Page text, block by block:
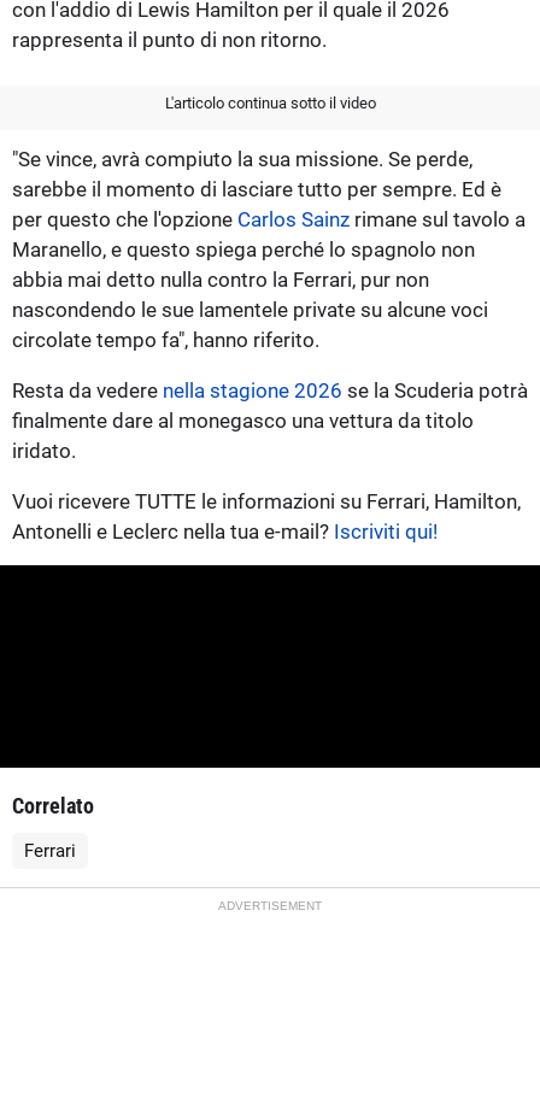
con l'addio di Lewis Hamilton per il quale il 2026
rappresenta il punto di non ritorno.
L'articolo continua sotto il video
"Se vince, avrà compiuto la sua missione. Se perde,
sarebbe il momento di lasciare tutto per sempre. Ed è
per questo che l'opzione Carlos Sainz rimane sul tavolo a
Maranello, e questo spiega perché lo spagnolo non
abbia mai detto nulla contro la Ferrari, pur non
nascondendo le sue lamentele private su alcune voci
circolate tempo fa", hanno riferito.
Resta da vedere nella stagione 2026 se la Scuderia potrà
finalmente dare al monegasco una vettura da titolo
iridato.
Vuoi ricevere TUTTE le informazioni su Ferrari, Hamilton,
Antonelli e Leclerc nella tua e-mail? Iscriviti qui!
Correlato
Ferrari
ADVERTISEMENT